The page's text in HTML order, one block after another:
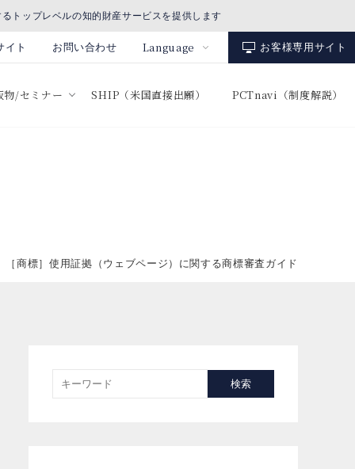
トップレベルの知的財産サービスを提供します
イト お問い合わせ Language お客様専用サイト
/セミナー SHIP（米国直接出願） PCTnavi（制度解説）
［商標］使用証拠（ウェブページ）に関する商標審査ガイド
検索